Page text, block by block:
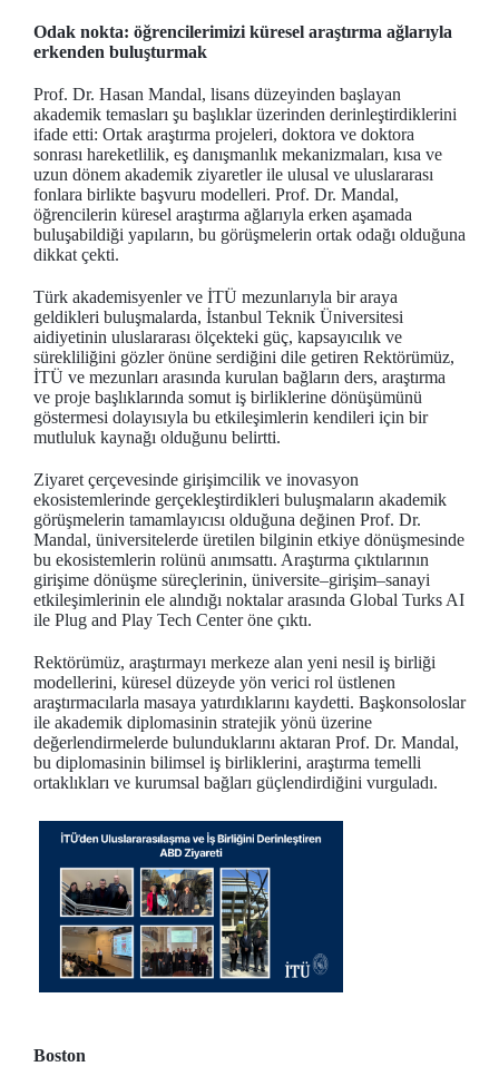
Odak nokta: öğrencilerimizi küresel araştırma ağlarıyla
erkenden buluşturmak
Prof. Dr. Hasan Mandal, lisans düzeyinden başlayan
akademik temasları şu başlıklar üzerinden derinleştirdiklerini
ifade etti: Ortak araştırma projeleri, doktora ve doktora
sonrası hareketlilik, eş danışmanlık mekanizmaları, kısa ve
uzun dönem akademik ziyaretler ile ulusal ve uluslararası
fonlara birlikte başvuru modelleri. Prof. Dr. Mandal,
öğrencilerin küresel araştırma ağlarıyla erken aşamada
buluşabildiği yapıların, bu görüşmelerin ortak odağı olduğuna
dikkat çekti.
Türk akademisyenler ve İTÜ mezunlarıyla bir araya
geldikleri buluşmalarda, İstanbul Teknik Üniversitesi
aidiyetinin uluslararası ölçekteki güç, kapsayıcılık ve
sürekliliğini gözler önüne serdiğini dile getiren Rektörümüz,
İTÜ ve mezunları arasında kurulan bağların ders, araştırma
ve proje başlıklarında somut iş birliklerine dönüşümünü
göstermesi dolayısıyla bu etkileşimlerin kendileri için bir
mutluluk kaynağı olduğunu belirtti.
Ziyaret çerçevesinde girişimcilik ve inovasyon
ekosistemlerinde gerçekleştirdikleri buluşmaların akademik
görüşmelerin tamamlayıcısı olduğuna değinen Prof. Dr.
Mandal, üniversitelerde üretilen bilginin etkiye dönüşmesinde
bu ekosistemlerin rolünü anımsattı. Araştırma çıktılarının
girişime dönüşme süreçlerinin, üniversite–girişim–sanayi
etkileşimlerinin ele alındığı noktalar arasında Global Turks AI
ile Plug and Play Tech Center öne çıktı.
Rektörümüz, araştırmayı merkeze alan yeni nesil iş birliği
modellerini, küresel düzeyde yön verici rol üstlenen
araştırmacılarla masaya yatırdıklarını kaydetti. Başkonsoloslar
ile akademik diplomasinin stratejik yönü üzerine
değerlendirmelerde bulunduklarını aktaran Prof. Dr. Mandal,
bu diplomasinin bilimsel iş birliklerini, araştırma temelli
ortaklıkları ve kurumsal bağları güçlendirdiğini vurguladı.
Boston